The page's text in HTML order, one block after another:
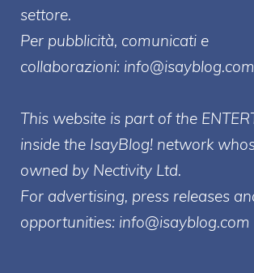
settore.
Per pubblicità, comunicati e
collaborazioni: info@isayblog.com
This website is part of the
inside the IsayBlog! network
owned by Nectivity Ltd.
For advertising, press releases
opportunities: info@isayblog.com